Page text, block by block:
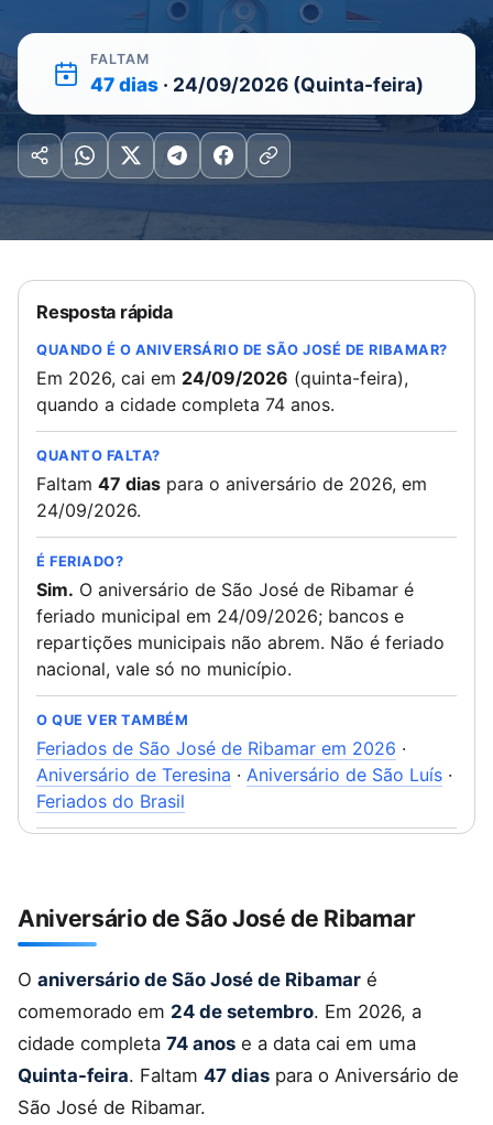
FALTAM
47 dias · 24/09/2026 (Quinta-feira)
Resposta rápida
QUANDO É O ANIVERSÁRIO DE SÃO JOSÉ DE RIBAMAR?
Em 2026, cai em 24/09/2026 (quinta-feira),
quando a cidade completa 74 anos.
QUANTO FALTA?
Faltam 47 dias para o aniversário de 2026, em
24/09/2026.
É FERIADO?
Sim. O aniversário de São José de Ribamar é
feriado municipal em 24/09/2026; bancos e
repartições municipais não abrem. Não é feriado
nacional, vale só no município.
O QUE VER TAMBÉM
Feriados de São José de Ribamar em 2026 ·
Aniversário de Teresina · Aniversário de São Luís ·
Feriados do Brasil
Aniversário de São José de Ribamar
O aniversário de São José de Ribamar é
comemorado em 24 de setembro. Em 2026, a
cidade completa 74 anos e a data cai em uma
Quinta-feira. Faltam 47 dias para o Aniversário de
São José de Ribamar.